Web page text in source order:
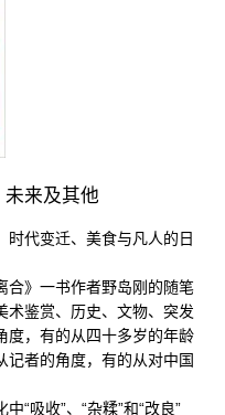
来及其他
代变迁、美食与凡人的日
合》一书作者野岛刚的随笔
术鉴赏、历史、文物、突发
度，有的从四十多岁的年龄
记者的角度，有的从对中国
“吸收”、“杂糅”和“改良”